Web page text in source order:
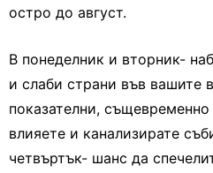
остро до август.
В понеделник и вторник-
и слаби страни във вашите
показателни,
влияете и канализирате
четвъртък- шанс да